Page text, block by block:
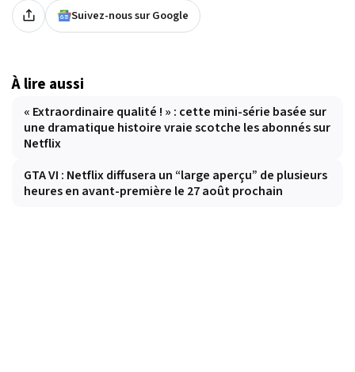
Suivez-nous sur Google
À lire aussi
« Extraordinaire qualité ! » : cette mini-série basée sur
une dramatique histoire vraie scotche les abonnés sur
Netflix
GTA VI : Netflix diffusera un “large aperçu” de plusieurs
heures en avant-première le 27 août prochain